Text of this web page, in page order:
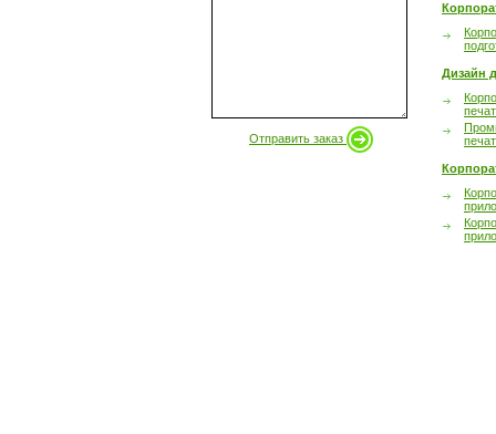
Отправить заказ
Дизайн